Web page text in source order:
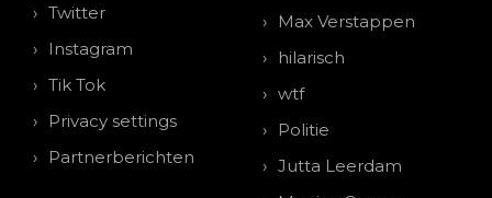
Twitter
Instagram
Tik Tok
Privacy settings
Partnerberichten
Max Verstappen
hilarisch
wtf
Politie
Jutta Leerdam